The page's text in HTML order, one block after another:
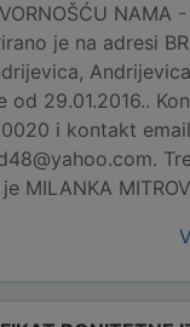
objava
kompanije
i imovina
NAMA
je na adresi
od 29.01.2016..
i kontakt email
MILANKA